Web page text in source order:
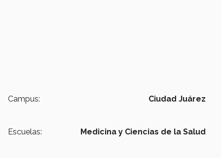
Campus: Ciudad Juárez
Escuelas: Medicina y Ciencias de la Salud